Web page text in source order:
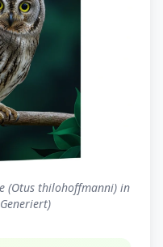
(Otus thilohoffmanni) in